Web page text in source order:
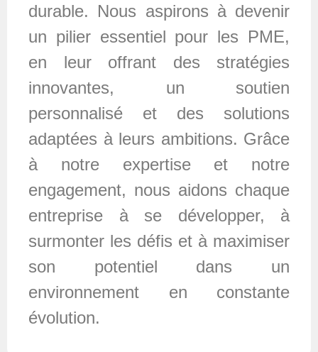
durable. Nous aspirons à devenir
un pilier essentiel pour les PME,
en leur offrant des stratégies
innovantes, un soutien
personnalisé et des solutions
adaptées à leurs ambitions. Grâce
à notre expertise et notre
engagement, nous aidons chaque
entreprise à se développer, à
surmonter les défis et à maximiser
son potentiel dans un
environnement en constante
évolution.